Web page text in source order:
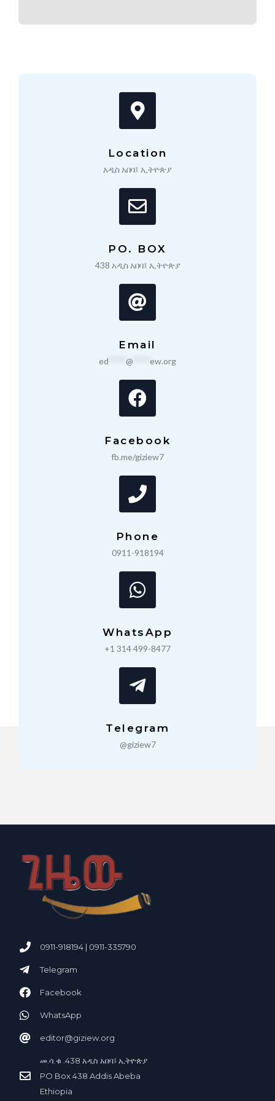
Location
አዲስ አበባ፤ ኢትዮጵያ
PO. BOX
438 አዲስ አበባ፤ ኢትዮጵያ
Email
ed @ ew.org
Facebook
fb.me/giziew7
Phone
0911-918194
WhatsApp
+1 314 499-8477
Telegram
@giziew7
0911-918194 | 0911-335790
Telegram
Facebook
WhatsApp
editor@giziew.org
መ.ሳ.ቁ .438 አዲስ አበባ፤ ኢትዮጵያ
PO Box 438 Addis Abeba
Ethiopia